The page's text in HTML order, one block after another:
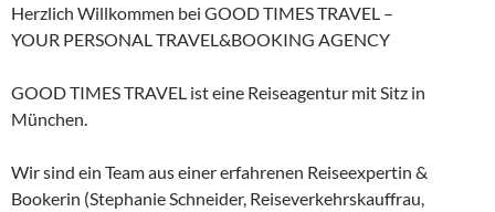
Herzlich Willkommen bei GOOD TIMES TRAVEL –
YOUR PERSONAL TRAVEL&BOOKING AGENCY
GOOD TIMES TRAVEL ist eine Reiseagentur mit Sitz in
München.
Wir sind ein Team aus einer erfahrenen Reiseexpertin &
Bookerin (Stephanie Schneider, Reiseverkehrskauffrau,